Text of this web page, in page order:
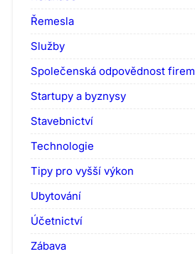
Řemesla
Služby
Společenská odpovědnost firem
Startupy a byznysy
Stavebnictví
Technologie
Tipy pro vyšší výkon
Ubytování
Účetnictví
Zábava